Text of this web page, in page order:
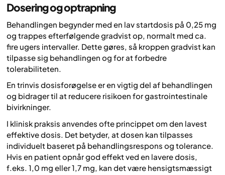
Dosering og optrapning
Behandlingen begynder med en lav startdosis på 0,25 mg
og trappes efterfølgende gradvist op, normalt med ca.
fire ugers intervaller. Dette gøres, så kroppen gradvist kan
tilpasse sig behandlingen og for at forbedre
tolerabiliteten.
En trinvis dosisforøgelse er en vigtig del af behandlingen
og bidrager til at reducere risikoen for gastrointestinale
bivirkninger.
I klinisk praksis anvendes ofte princippet om den lavest
effektive dosis. Det betyder, at dosen kan tilpasses
individuelt baseret på behandlingsrespons og tolerance.
Hvis en patient opnår god effekt ved en lavere dosis,
f.eks. 1,0 mg eller 1,7 mg, kan det være hensigtsmæssigt